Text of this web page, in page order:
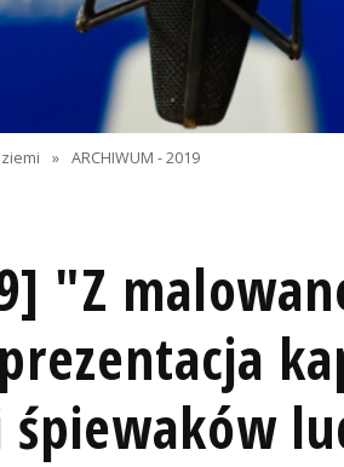
» ARCHIWUM - 2019
"Z
śpiewaków